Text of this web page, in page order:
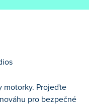
motorky. Projeďte
pro bezpečné